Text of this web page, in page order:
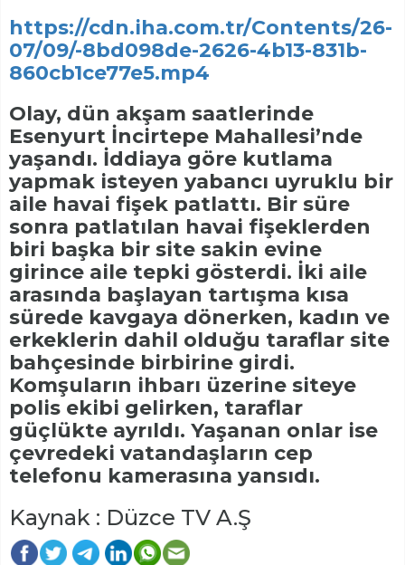
https://cdn.iha.com.tr/Contents/26-
07/09/-8bd098de-2626-4b13-831b-
860cb1ce77e5.mp4
Olay, dün akşam saatlerinde
Esenyurt İncirtepe Mahallesi’nde
yaşandı. İddiaya göre kutlama
yapmak isteyen yabancı uyruklu bir
aile havai fişek patlattı. Bir süre
sonra patlatılan havai fişeklerden
biri başka bir site sakin evine
girince aile tepki gösterdi. İki aile
arasında başlayan tartışma kısa
sürede kavgaya dönerken, kadın ve
erkeklerin dahil olduğu taraflar site
bahçesinde birbirine girdi.
Komşuların ihbarı üzerine siteye
polis ekibi gelirken, taraflar
güçlükte ayrıldı. Yaşanan onlar ise
çevredeki vatandaşların cep
telefonu kamerasına yansıdı.
Kaynak : Düzce TV A.Ş